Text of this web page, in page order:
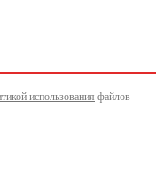
использования файлов